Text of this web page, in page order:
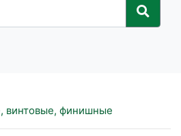
винтовые, финишные